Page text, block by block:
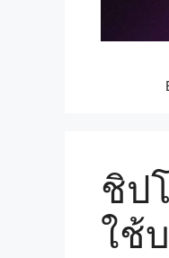
ชิป
ใช้